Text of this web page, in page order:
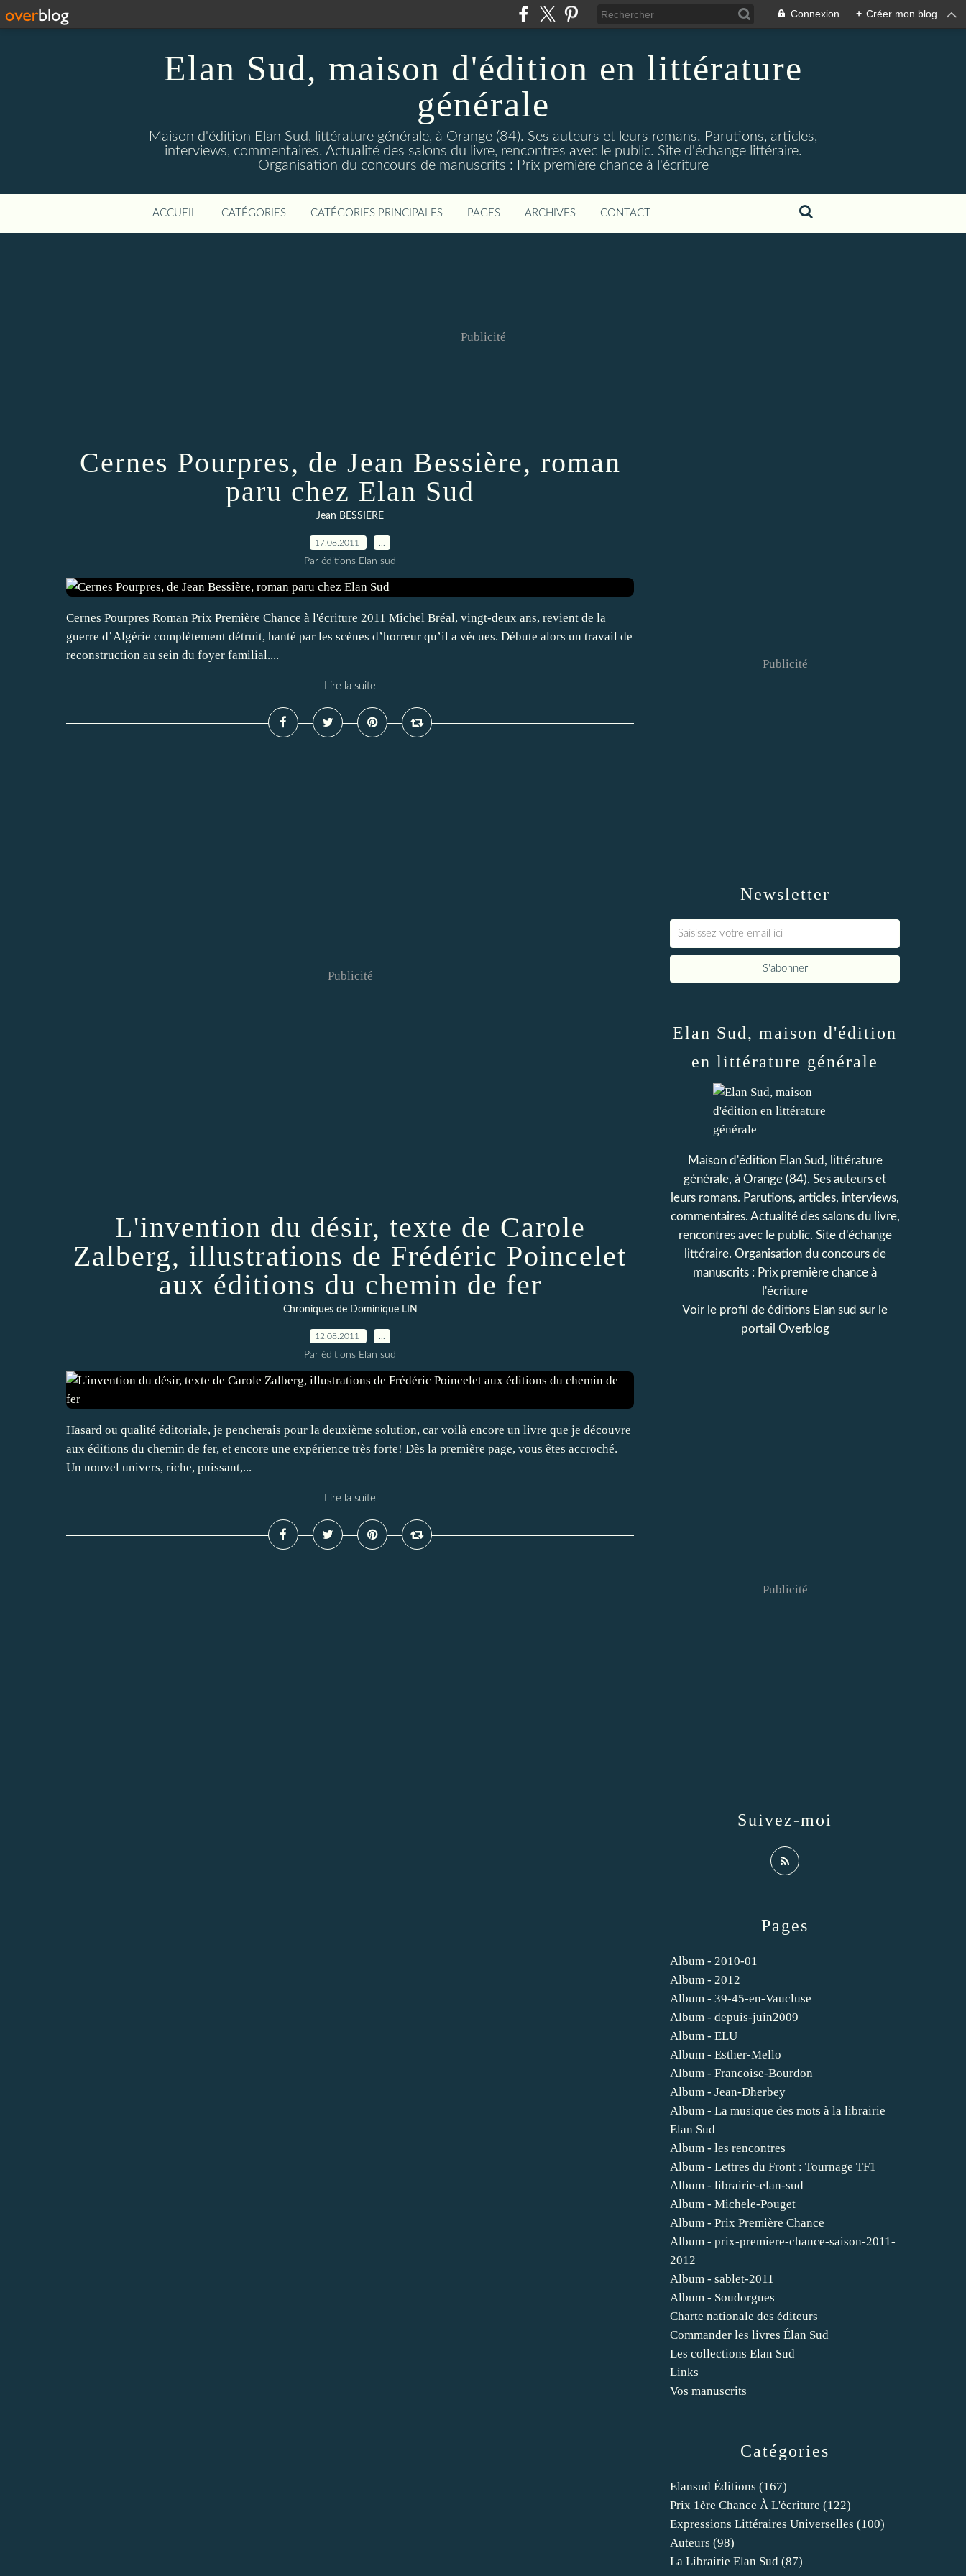
Connexion + Créer mon blog
Elan Sud, maison d'édition en littérature
générale
Maison d'édition Elan Sud, littérature générale, à Orange (84). Ses auteurs et leurs romans. Parutions, articles,
interviews, commentaires. Actualité des salons du livre, rencontres avec le public. Site d'échange littéraire.
Organisation du concours de manuscrits : Prix première chance à l'écriture
ACCUEIL CATÉGORIES CATÉGORIES PRINCIPALES PAGES ARCHIVES CONTACT
Publicité
Cernes Pourpres, de Jean Bessière, roman
paru chez Elan Sud
Jean BESSIERE
17.08.2011
Par éditions Elan sud
Cernes Pourpres Roman Prix Première Chance à l'écriture 2011 Michel Bréal, vingt-deux ans, revient de la
guerre d’Algérie complètement détruit, hanté par les scènes d’horreur qu’il a vécues. Débute alors un travail de
reconstruction au sein du foyer familial....
Lire la suite
Publicité
L'invention du désir, texte de Carole
Zalberg, illustrations de Frédéric Poincelet
aux éditions du chemin de fer
Chroniques de Dominique LIN
12.08.2011
Par éditions Elan sud
Hasard ou qualité éditoriale, je pencherais pour la deuxième solution, car voilà encore un livre que je découvre
aux éditions du chemin de fer, et encore une expérience très forte! Dès la première page, vous êtes accroché.
Un nouvel univers, riche, puissant,...
Lire la suite
Newsletter
Publicité
Catégories
Elansud Éditions (167)
Prix 1ère Chance À L'écriture (122)
Expressions Littéraires Universelles (100)
Auteurs (98)
La Librairie Elan Sud (87)
Pages
Album - 2010-01
Album - 2012
Album - 39-45-en-Vaucluse
Album - depuis-juin2009
Album - ELU
Album - Esther-Mello
Album - Francoise-Bourdon
Album - Jean-Dherbey
Album - La musique des mots à la librairie
Elan Sud
Album - les rencontres
Album - Lettres du Front : Tournage TF1
Album - librairie-elan-sud
Album - Michele-Pouget
Album - Prix Première Chance
Album - prix-premiere-chance-saison-2011-
2012
Album - sablet-2011
Album - Soudorgues
Charte nationale des éditeurs
Commander les livres Élan Sud
Les collections Elan Sud
Links
Vos manuscrits
Elan Sud, maison d'édition
en littérature générale
Maison d'édition Elan Sud, littérature
générale, à Orange (84). Ses auteurs et
leurs romans. Parutions, articles, interviews,
commentaires. Actualité des salons du livre,
rencontres avec le public. Site d'échange
littéraire. Organisation du concours de
manuscrits : Prix première chance à
l'écriture
Voir le profil de éditions Elan sud sur le
portail Overblog
Suivez-moi
Publicité